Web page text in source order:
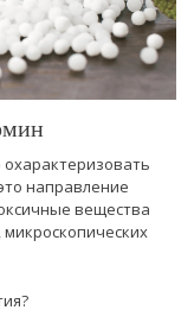
направление
вещества